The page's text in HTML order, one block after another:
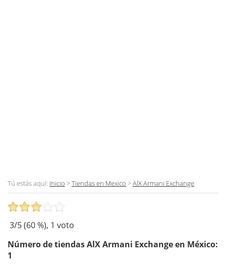
Tú estás aquí: Inicio >Tiendas en Mexico >AlX Armani Exchange
3/5 (60%), 1 voto
Número de tiendasAlX Armani Exchangeen México:
1